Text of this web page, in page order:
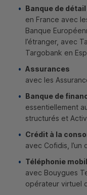
Banque de détail
en France avec
Banque
l’étranger, avec
Targobank en
Assurances
avec les
Banque de
essentiellement
structurés et
Crédit à la
avec Cofidis,
Téléphonie
avec Bouygues
opérateur virtuel